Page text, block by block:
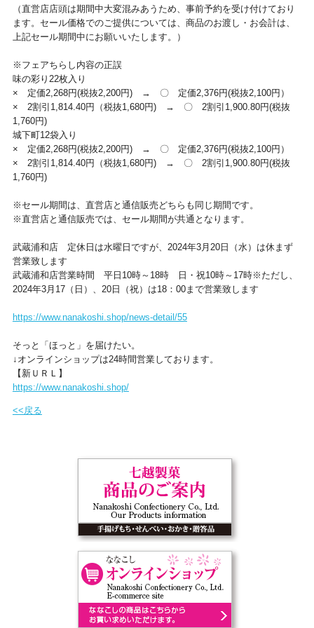
（直営店店頭は期間中大変混みあうため、事前予約を受け付けており
ます。セール価格でのご提供については、商品のお渡し・お会計は、
上記セール期間中にお願いいたします。）
※フェアちらし内容の正誤
味の彩り22枚入り
× 定価2,268円(税抜2,200円) → 〇 定価2,376円(税抜2,100円）
× 2割引1,814.40円（税抜1,680円) → 〇 2割引1,900.80円(税抜
1,760円)
城下町12袋入り
× 定価2,268円(税抜2,200円) → 〇 定価2,376円(税抜2,100円）
× 2割引1,814.40円（税抜1,680円) → 〇 2割引1,900.80円(税抜
1,760円)
※セール期間は、直営店と通信販売どちらも同じ期間です。
※直営店と通信販売では、セール期間が共通となります。
武蔵浦和店 定休日は水曜日ですが、2024年3月20日（水）は休まず
営業致します
武蔵浦和店営業時間 平日10時～18時 日・祝10時～17時※ただし、
2024年3月17（日）、20日（祝）は18：00まで営業致します
https://www.nanakoshi.shop/news-detail/55
そっと「ほっと」を届けたい。
↓オンラインショップは24時間営業しております。
【新ＵＲＬ】
https://www.nanakoshi.shop/
<<戻る